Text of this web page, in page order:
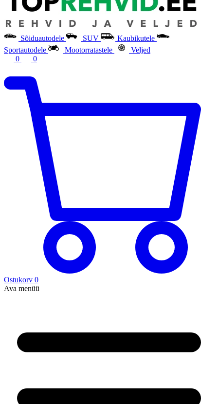
Sõiduautodele SUV
Kaubikutele
Sportautodele
Mootorratastele
Veljed
0
0
Ostukorv 0
Ava menüü